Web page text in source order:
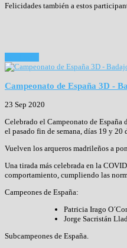
Felicidades también a estos
Campeonato de España 3D -
23 Sep 2020
Celebrado el Campeonato de
el pasado fin de semana, días 19 y 20
Vuelven los arqueros madrileños a
Una tirada más celebrada en la
comportamiento, cumpliendo las
Campeones de España:
Patricia Irago
Jorge Sacristán
Subcampeones de España.